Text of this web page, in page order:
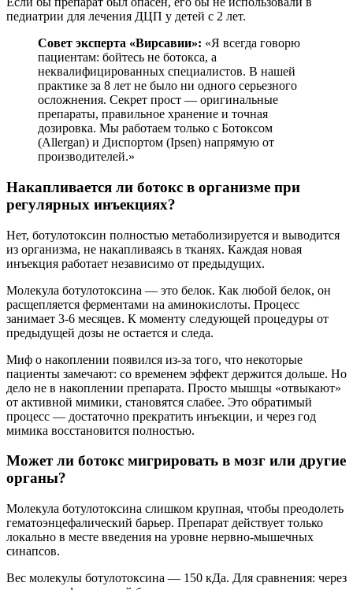
педиатрии для лечения ДЦП у детей с 2 лет.
Совет эксперта «Вирсавии»: «Я всегда говорю
пациентам: бойтесь не ботокса, а
неквалифицированных специалистов. В нашей
практике за 8 лет не было ни одного серьезного
осложнения. Секрет прост — оригинальные
препараты, правильное хранение и точная
дозировка. Мы работаем только с Ботоксом
(Allergan) и Диспортом (Ipsen) напрямую от
производителей.»
Накапливается ли ботокс в организме при
регулярных инъекциях?
Нет, ботулотоксин полностью метаболизируется и выводится
из организма, не накапливаясь в тканях. Каждая новая
инъекция работает независимо от предыдущих.
Молекула ботулотоксина — это белок. Как любой белок, он
расщепляется ферментами на аминокислоты. Процесс
занимает 3-6 месяцев. К моменту следующей процедуры от
предыдущей дозы не остается и следа.
Миф о накоплении появился из-за того, что некоторые
пациенты замечают: со временем эффект держится дольше. Но
дело не в накоплении препарата. Просто мышцы «отвыкают»
от активной мимики, становятся слабее. Это обратимый
процесс — достаточно прекратить инъекции, и через год
мимика восстановится полностью.
Может ли ботокс мигрировать в мозг или другие
органы?
Молекула ботулотоксина слишком крупная, чтобы преодолеть
гематоэнцефалический барьер. Препарат действует только
локально в месте введения на уровне нервно-мышечных
синапсов.
Вес молекулы ботулотоксина — 150 кДа. Для сравнения: через